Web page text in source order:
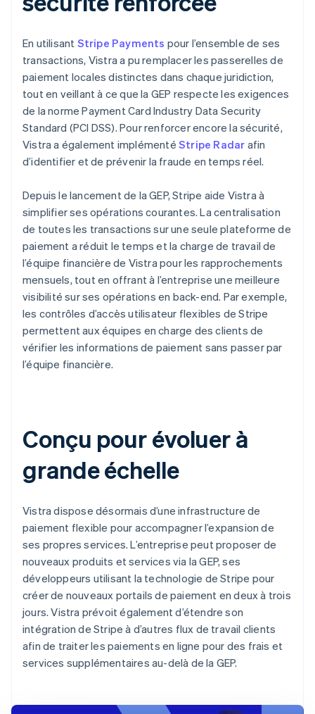
En utilisant Stripe Payments pour l’ensemble de ses
transactions, Vistra a pu remplacer les passerelles de
paiement locales distinctes dans chaque juridiction,
tout en veillant à ce que la GEP respecte les exigences
de la norme Payment Card Industry Data Security
Standard (PCI DSS). Pour renforcer encore la sécurité,
Vistra a également implémenté Stripe Radar afin
d’identifier et de prévenir la fraude en temps réel.
Depuis le lancement de la GEP, Stripe aide Vistra à
simplifier ses opérations courantes. La centralisation
de toutes les transactions sur une seule plateforme de
paiement a réduit le temps et la charge de travail de
l’équipe financière de Vistra pour les rapprochements
mensuels, tout en offrant à l’entreprise une meilleure
visibilité sur ses opérations en back-end. Par exemple,
les contrôles d’accès utilisateur flexibles de Stripe
permettent aux équipes en charge des clients de
vérifier les informations de paiement sans passer par
l’équipe financière.
Conçu pour évoluer à
grande échelle
Vistra dispose désormais d’une infrastructure de
paiement flexible pour accompagner l’expansion de
ses propres services. L’entreprise peut proposer de
nouveaux produits et services via la GEP, ses
développeurs utilisant la technologie de Stripe pour
créer de nouveaux portails de paiement en deux à trois
jours. Vistra prévoit également d’étendre son
intégration de Stripe à d’autres flux de travail clients
afin de traiter les paiements en ligne pour des frais et
services supplémentaires au-delà de la GEP.